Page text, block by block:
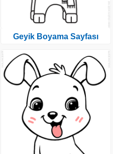
Geyik Boyama Sayfası